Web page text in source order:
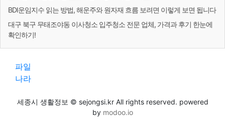
BDI운임지수 읽는 방법, 해운주와 원자재 흐름 보려면 이렇게 보면 됩니다
대구 북구 무태조야동 이사청소 입주청소 전문 업체, 가격과 후기 한눈에
확인하기!
파일
나라
세종시 생활정보 © sejongsi.kr All rights reserved. powered
by modoo.io